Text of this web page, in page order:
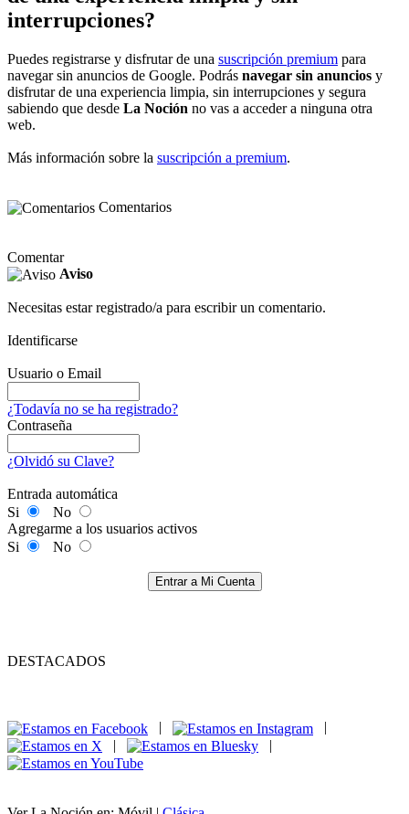
interrupciones?
Puedes registrarse y disfrutar de una suscripción premium para
navegar sin anuncios de Google. Podrás navegar sin anuncios y
disfrutar de una experiencia limpia, sin interrupciones y segura
sabiendo que desde La Noción no vas a acceder a ninguna otra
web.
Más información sobre la suscripción a premium.
Comentarios
Comentar
Aviso
Necesitas estar registrado/a para escribir un comentario.
Identificarse
Usuario o Email
¿Todavía no se ha registrado?
Contraseña
¿Olvidó su Clave?
Entrada automática
Si
No
Agregarme a los usuarios activos
Si
No
Entrar a Mi Cuenta
DESTACADOS
|
|